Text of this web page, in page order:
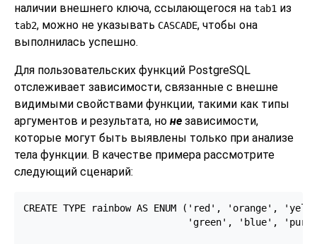
наличии внешнего ключа, ссылающегося на tab1 из
tab2, можно не указывать CASCADE, чтобы она
выполнилась успешно.
Для пользовательских функций PostgreSQL
отслеживает зависимости, связанные с внешне
видимыми свойствами функции, такими как типы
аргументов и результата, но не зависимости,
которые могут быть выявлены только при анализе
тела функции. В качестве примера рассмотрите
следующий сценарий:
CREATE TYPE rainbow AS ENUM ('red', 'orange',
'green', 'blue',